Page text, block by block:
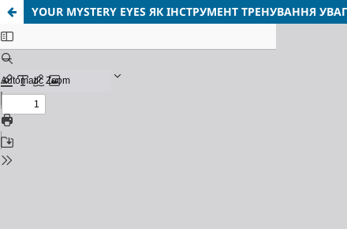
YOUR MYSTERY EYES ЯК ІНСТРУМЕНТ ТРЕНУВАННЯ